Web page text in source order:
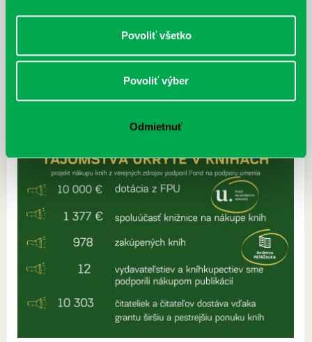
Povoliť všetko
Povoliť výber
Odmietnuť
Digitálny čitateľský preukaz
25.06.
Od júna 2025 si v Petržalskej knižnici môžete vybrať z dvoch foriem
čitateľského preukazu – klasickej papierovej alebo modernej
digitálnej….